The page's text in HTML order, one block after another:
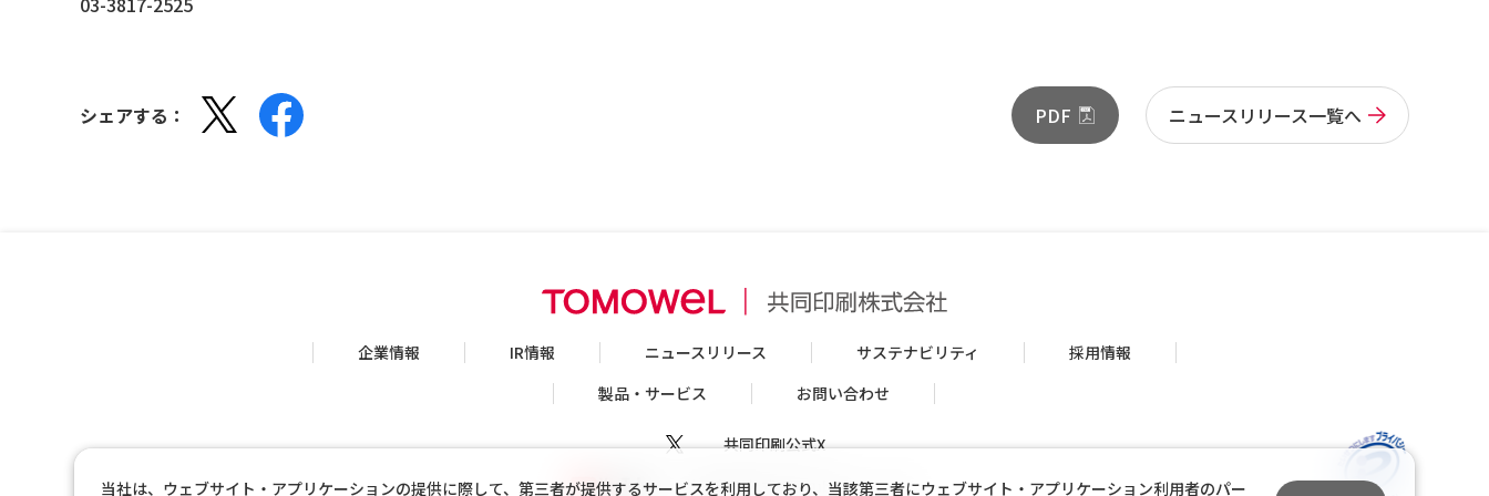
シェアする： PDF ニュースリリース一覧へ
企業情報 IR情報 ニュースリリース サステナビリティ
採用情報
製品・サービス
お問い合わせ
共同印刷公式X
共同印刷公式Youtubeチャンネル
当社は、ウェブサイト・アプリケーションの提供に際して、第三者が提供するサービスを利用しており、当該第三者にウェブサイト・アプリケーション利用者のパー